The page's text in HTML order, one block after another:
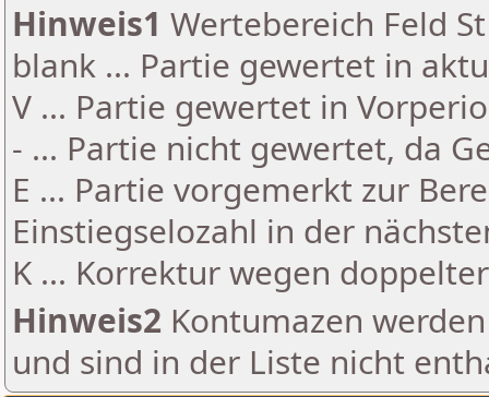
Hinweis1 Wertebereich Feld
blank ... Partie gewertet in
V ... Partie gewertet in
- ... Partie nicht gewertet, da
E ... Partie vorgemerkt zur
Einstiegselozahl in der
K ... Korrektur wegen
Hinweis2 Kontumazen
und sind in der Liste nicht